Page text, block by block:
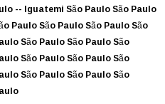
-- IguatemiSão PauloSão Paulo
PauloSão PauloSão PauloSão
São PauloSão PauloSão
São PauloSão PauloSão
São PauloSão PauloSão